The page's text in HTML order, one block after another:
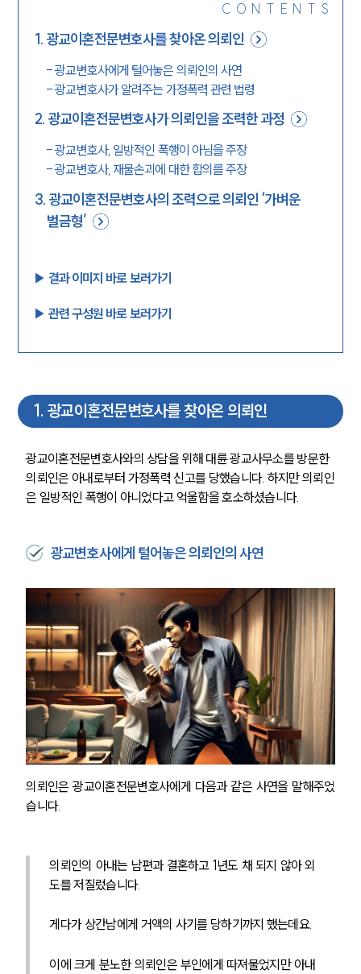
CONTENTS
1. 광교이혼전문변호사를 찾아온 의뢰인
-광교변호사에게 털어놓은 의뢰인의 사연
-광교변호사가 알려주는 가정폭력 관련 법령
2. 광교이혼전문변호사가 의뢰인을 조력한 과정
-광교변호사, 일방적인 폭행이 아님을 주장
-광교변호사, 재물손괴에 대한 합의를 주장
3. 광교이혼전문변호사의 조력으로 의뢰인 ‘가벼운
벌금형’
▶︎ 결과 이미지 바로 보러가기
▶︎ 관련 구성원 바로 보러가기
1 . 광교이혼전문변호사를 찾아온 의뢰인
광교이혼전문변호사와의 상담을 위해 대륜 광교사무소를 방문한
의뢰인은 아내로부터 가정폭력 신고를 당했습니다. 하지만 의뢰인
은 일방적인 폭행이 아니었다고 억울함을 호소하셨습니다.
광교변호사에게 털어놓은 의뢰인의 사연
의뢰인은 광교이혼전문변호사에게 다음과 같은 사연을 말해주었
습니다.
의뢰인의 아내는 남편과 결혼하고 1년도 채 되지 않아 외
도를 저질렀습니다.
게다가 상간남에게 거액의 사기를 당하기까지 했는데요.
이에 크게 분노한 의뢰인은 부인에게 따져물었지만 아내